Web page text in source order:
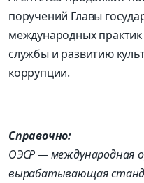
поручений Главы
международных практик
службы и развитию
коррупции.
Справочно:
ОЭСР — международная
вырабатывающая